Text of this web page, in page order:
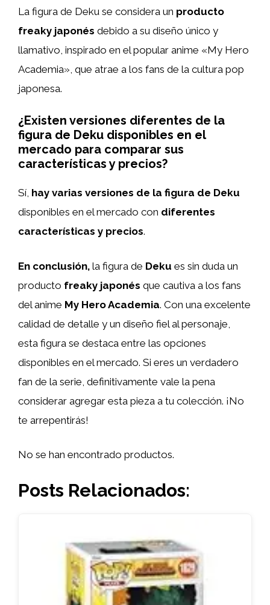
La figura de Deku se considera un producto
freaky japonés debido a su diseño único y
llamativo, inspirado en el popular anime «My Hero
Academia», que atrae a los fans de la cultura pop
japonesa.
¿Existen versiones diferentes de la
figura de Deku disponibles en el
mercado para comparar sus
características y precios?
Sí, hay varias versiones de la figura de Deku
disponibles en el mercado con diferentes
características y precios.
En conclusión, la figura de Deku es sin duda un
producto freaky japonés que cautiva a los fans
del anime My Hero Academia. Con una excelente
calidad de detalle y un diseño fiel al personaje,
esta figura se destaca entre las opciones
disponibles en el mercado. Si eres un verdadero
fan de la serie, definitivamente vale la pena
considerar agregar esta pieza a tu colección. ¡No
te arrepentirás!
No se han encontrado productos.
Posts Relacionados: